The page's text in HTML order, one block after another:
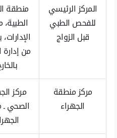
المركز الرئيسي
للفحص الطبي
قبل الزواج
منطقة
من إدارة
مركز منطقة
الجهراء
مركز
الصحي ـ